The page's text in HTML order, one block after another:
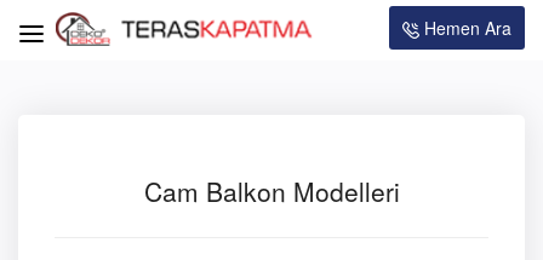
Hemen Ara
Cam Balkon Modelleri